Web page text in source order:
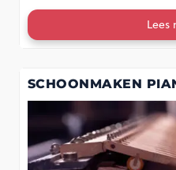
Lees
SCHOONMAKEN